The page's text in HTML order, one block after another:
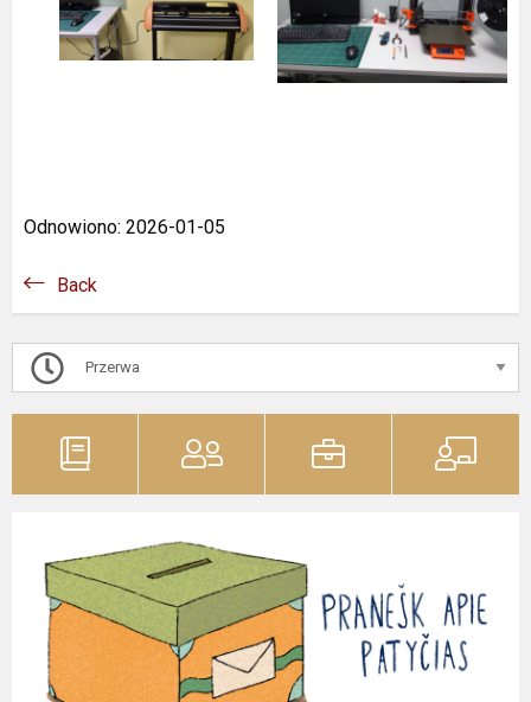
Odnowiono: 2026-01-05
Back
Przerwa